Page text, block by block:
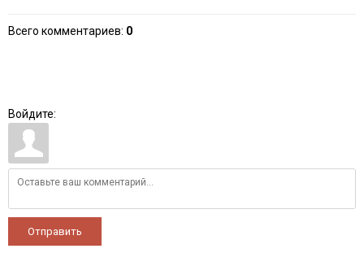
Всего комментариев: 0
Войдите:
Отправить